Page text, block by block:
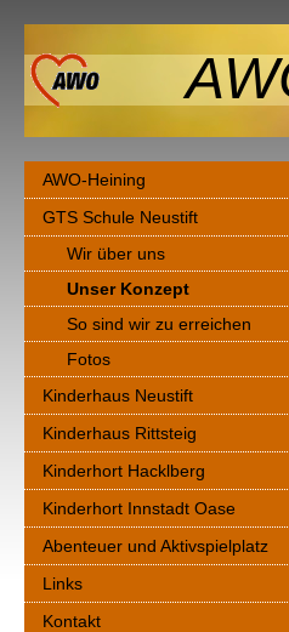
AWO-Heining
GTS Schule Neustift
Wir über uns
Unser Konzept
So sind wir zu erreichen
Fotos
Kinderhaus Neustift
Kinderhaus Rittsteig
Kinderhort Hacklberg
Kinderhort Innstadt Oase
Abenteuer und Aktivspielplatz
Links
Kontakt